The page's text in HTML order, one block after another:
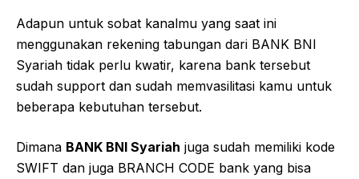
Adapun untuk sobat kanalmu yang saat ini
menggunakan rekening tabungan dari BANK BNI
Syariah tidak perlu kwatir, karena bank tersebut
sudah support dan sudah memvasilitasi kamu untuk
beberapa kebutuhan tersebut.
Dimana BANK BNI Syariah juga sudah memiliki kode
SWIFT dan juga BRANCH CODE bank yang bisa